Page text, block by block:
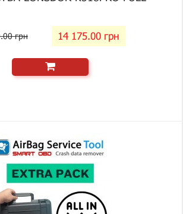
грн 14 175.00 грн